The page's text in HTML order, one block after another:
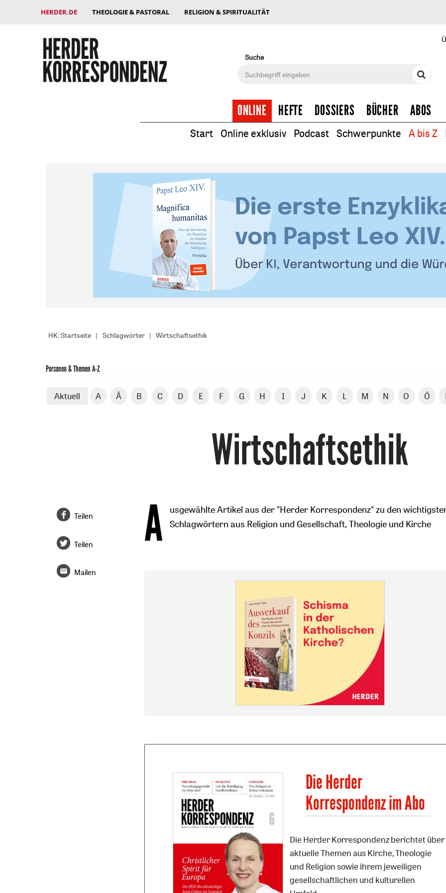
HERDER.DE THEOLOGIE & PASTORAL RELIGION & SPIRITUALITÄT
Suche
ONLINE HEFTE DOSSIERS BÜCHER ABOS
Start Online exklusiv Podcast Schwerpunkte A bis Z
HK: Startseite Schlagwörter Wirtschaftsethik
Personen & Themen A-Z
Aktuell A Ä B C D E F G H I J K L M N O Ö
Wirtschaftsethik
A
usgewählte Artikel aus der "Herder Korrespondenz" zu den
Schlagwörtern aus Religion und Gesellschaft, Theologie und Kirche
Die Herder
Korrespondenz im Abo
Die Herder Korrespondenz berichtet über
aktuelle Themen aus Kirche, Theologie
und Religion sowie ihrem jeweiligen
gesellschaftlichen und kulturellen
Teilen
Teilen
Mailen